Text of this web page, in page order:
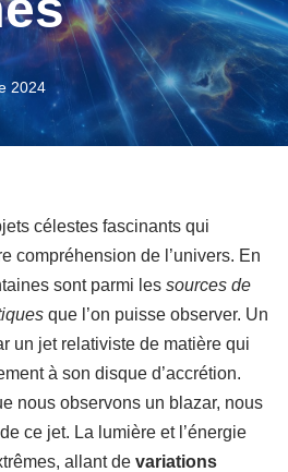
2024
célestes fascinants qui
compréhension de l’univers. En
sont parmi les sources de
que l’on puisse observer. Un
un jet relativiste de matière qui
à son disque d’accrétion.
nous observons un blazar, nous
ce jet. La lumière et l’énergie
allant de variations